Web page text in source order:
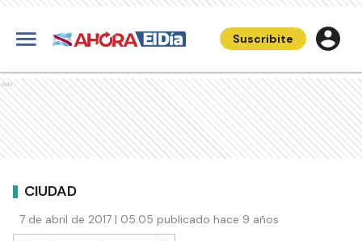
Suscribite
Ads
CIUDAD
7 de abril de 2017 | 05:05 publicado hace 9 años